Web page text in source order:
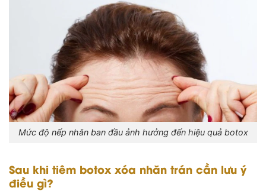
Mức độ nếp nhăn ban đầu ảnh hưởng đến hiệu quả botox
Sau khi tiêm botox xóa nhăn trán cần lưu ý
điều gì?